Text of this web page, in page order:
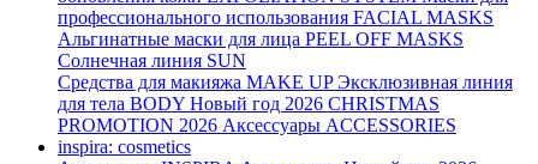
профессионального использования FACIAL MASKS
Альгинатные маски для лица PEEL OFF MASKS
Солнечная линия SUN
Средства для макияжа MAKE UP Эксклюзивная линия
для тела BODY Новый год 2026 CHRISTMAS
PROMOTION 2026 Аксессуары ACCESSORIES
inspira: cosmetics